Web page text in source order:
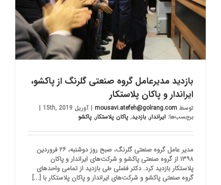
بازدید مدیرعامل گروه صنعتی گلرنگ از پاکشو،
ایراندار و پاکان پلاستکار
توسط mousavi.atefeh@golrang.com
| آوریل 15th, 2019
|
برچسب‌ها: ایراندار, بازدید, پاکان پلاستکار, پاکشو
مدیر عامل گروه صنعتی گلرنگ، صبح روز دوشنبه، ۲۶ فروردین
۱۳۹۸ از گروه صنعتی پاکشو و شرکت‌های ایراندار و پاکان
پلاستکار بازدید کرد. دکتر فضلی طی بازدید از تمامی واحدهای
گروه صنعتی پاکشو و شرکت‌های ایراندار و پاکان پلاستکار با [...]